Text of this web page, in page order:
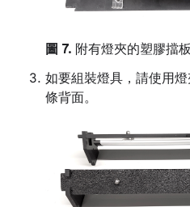
圖 7. 附有燈夾的塑膠擋板
如要組裝燈具，請使用
條背面。